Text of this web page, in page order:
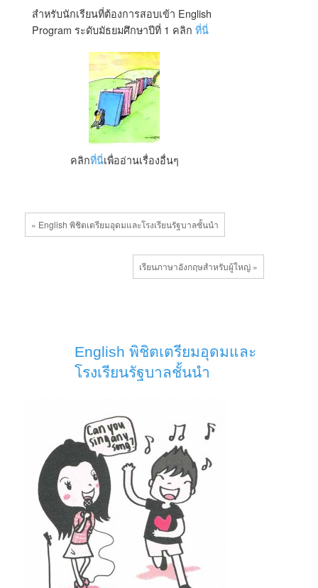
สำหรับนักเรียนที่ต้องการสอบเข้า English
Program ระดับมัธยมศึกษาปีที่ 1 คลิก ที่นี่
คลิกที่นี่เพื่ออ่านเรื่องอื่นๆ
« English พิชิตเตรียมอุดมและโรงเรียนรัฐบาลชั้นนำ
เรียนภาษาอังกฤษสำหรับผู้ใหญ่ »
English พิชิตเตรียมอุดมและ
โรงเรียนรัฐบาลชั้นนำ